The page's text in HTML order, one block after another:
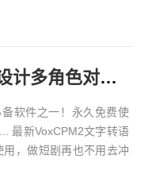
对话影视解说
软件之一！永久免费使
最新VoxCPM2文字转语
，做短剧再也不用去冲